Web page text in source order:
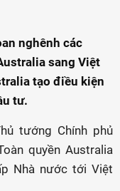
nghênh các
sang Việt
tạo điều kiện
tư.
tướng Chính phủ
quyền Australia
Nhà nước tới Việt